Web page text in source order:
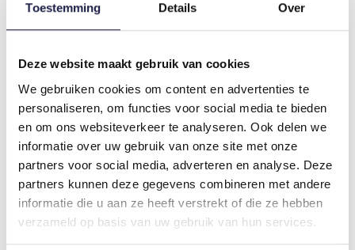
Toestemming Details Over
Deze website maakt gebruik van cookies
We gebruiken cookies om content en advertenties te
personaliseren, om functies voor social media te bieden
en om ons websiteverkeer te analyseren. Ook delen we
informatie over uw gebruik van onze site met onze
partners voor social media, adverteren en analyse. Deze
partners kunnen deze gegevens combineren met andere
informatie die u aan ze heeft verstrekt of die ze hebben
verzameld op basis van uw gebruik van hun services.
TANDENPOETSEN HOND EN KAT
gezond te houden is door de tanden regelmatig te
poetsen. Virbac biedt een complete lijn speciaal
ontworpen tandenborstels voor honden- en
katteneigenaren om het tandenpoetsen te
vergemakkelijken.Het is nog nooit zo eenvoudig
geweest om de adem van uw huisdier fris en de
mond schoon en hygiënisch te houden.
REGELMATIG TANDENPOETSEN MET
VIRBAC C.E.T. ENZYMPTANDPASTA
VOORKOMT: